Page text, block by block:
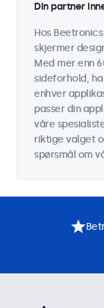
Din partner
Hos
skjermer
Med mer enn
sideforhold,
enhver
passer din
våre
riktige valget
spørsmål om